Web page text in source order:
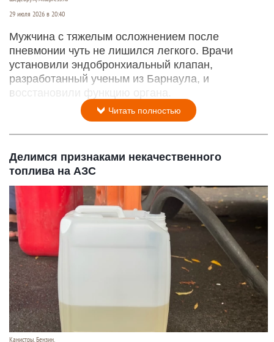
29 июля 2026 в 20:40
Мужчина с тяжелым осложнением после
пневмонии чуть не лишился легкого. Врачи
установили эндобронхиальный клапан,
разработанный ученым из Барнаула, и
восстановили функцию органа.
Читать полностью
Делимся признаками некачественного
топлива на АЗС
Канистры. Бензин.